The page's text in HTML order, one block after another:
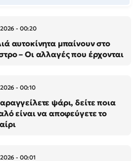
- 00:20
αυτοκίνητα μπαίνουν στο
– Οι αλλαγές που έρχονται
- 00:10
ψάρι, δείτε ποια
είναι να αποφεύγετε το
- 00:01